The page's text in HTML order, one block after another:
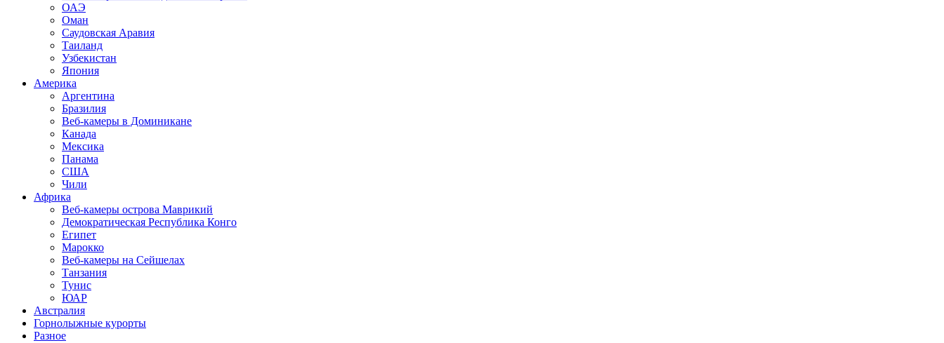
ОАЭ
Оман
Саудовская Аравия
Таиланд
Узбекистан
Япония
Америка
Аргентина
Бразилия
Веб-камеры в Доминикане
Канада
Мексика
Панама
США
Чили
Африка
Веб-камеры острова Маврикий
Демократическая Республика Конго
Египет
Марокко
Веб-камеры на Сейшелах
Танзания
Тунис
ЮАР
Австралия
Горнолыжные курорты
Разное